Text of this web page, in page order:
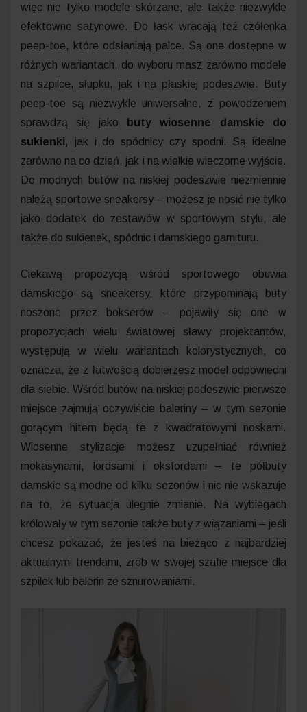
więc nie tylko modele skórzane, ale także niezwykle
efektowne satynowe. Do łask wracają też czółenka
peep-toe, które odsłaniają palce. Są one dostępne w
różnych wariantach, do wyboru masz zarówno modele
na szpilce, słupku, jak i na płaskiej podeszwie. Buty
peep-toe są niezwykle uniwersalne, z powodzeniem
sprawdzą się jako
buty wiosenne damskie do
sukienki, jak i do spódnicy czy spodni. Są idealne
zarówno na co dzień, jak i na wielkie wieczorne wyjście.
Do modnych butów na niskiej podeszwie niezmiennie
należą sportowe sneakersy – możesz je nosić nie tylko
jako dodatek do zestawów w sportowym stylu, ale
także do sukienek, spódnic i damskiego garnituru.
Ciekawą propozycją wśród sportowego obuwia
damskiego są sneakersy, które przypominają buty
noszone przez bokserów – pojawiły się one w
propozycjach wielu światowej sławy projektantów,
występują w wielu wariantach kolorystycznych, co
oznacza, że z łatwością dobierzesz model odpowiedni
dla siebie. Wśród butów na niskiej podeszwie pierwsze
miejsce zajmują oczywiście baleriny – w tym sezonie
gorącym hitem będą te z kwadratowymi noskami.
Wiosenne stylizacje możesz uzupełniać również
mokasynami, lordsami i oksfordami – te półbuty
damskie są modne od kilku sezonów i nic nie wskazuje
na to, że sytuacja ulegnie zmianie. Na wybiegach
królowały w tym sezonie także buty z wiązaniami – jeśli
chcesz pokazać, że jesteś na bieżąco z najbardziej
aktualnymi trendami, zrób w swojej szafie miejsce dla
szpilek lub balerin ze sznurowaniami.